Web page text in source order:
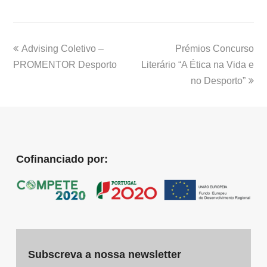
Prémios Concurso
Literário “A Ética na Vida e
no Desporto”
Advising Coletivo –
PROMENTOR Desporto
Cofinanciado por:
Subscreva a nossa newsletter